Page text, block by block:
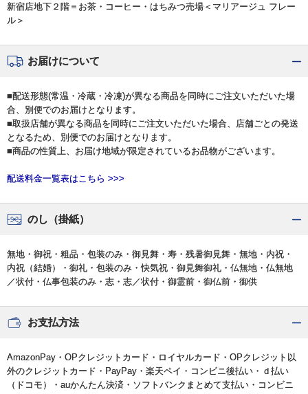
新宿店地下２階＝お茶・コーヒー・はちみつ売場＜マリアージュ フレー
ル＞
お届けについて
■配送形態(常温・冷蔵・冷凍)が異なる商品を同時にご注文いただいた場
合、別便でのお届けとなります。
■取扱店舗が異なる商品を同時にご注文いただいた場合、店舗ごとの発送
となるため、別便でのお届けとなります。
■商品の性質上、お届け地域が限定されているお品物がございます。
配送料金一覧表はこちら >>>
のし（掛紙）
無地・御祝・粗品・包装のみ・御見舞・寿・残暑御見舞・無地・内祝・
内祝（結婚）・御礼・包装のみ・快気祝・御見舞御礼・仏無地・仏無地
／状付・仏事包装のみ・志・志／状付・御霊前・御仏前・御供
お支払方法
AmazonPay・OPクレジットカード・ロイヤルカード・OPクレジット以
外のクレジットカード・PayPay・楽天ペイ・コンビニ後払い・ｄ払い
（ドコモ）・auかんたん決済・ソフトバンクまとめて支払い・コンビニ